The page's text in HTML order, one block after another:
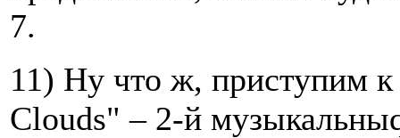
7.
11) Ну что ж, приступим
Clouds" – 2-й